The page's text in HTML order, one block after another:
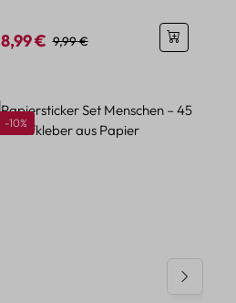
Verkaufspreis:
8,99 € Regulärer Preis:
9,99 €
Rabatt
-10%